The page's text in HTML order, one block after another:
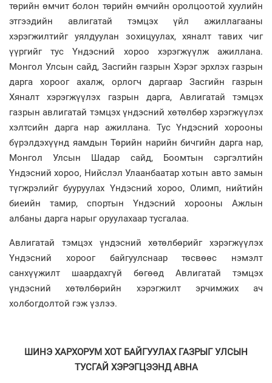
төрийн өмчит болон төрийн өмчийн оролцоотой хуулийн
этгээдийн авлигатай тэмцэх үйл ажиллагааны
хэрэгжилтийг уялдуулан зохицуулах, хяналт тавих чиг
үүргийг тус Үндэсний хороо хэрэгжүүлж ажиллана.
Монгол Улсын сайд, Засгийн газрын Хэрэг эрхлэх газрын
дарга хороог ахалж, орлогч даргаар Засгийн газрын
Хяналт хэрэгжүүлэх газрын дарга, Авлигатай тэмцэх
газрын авлигатай тэмцэх үндэсний хөтөлбөр хэрэгжүүлэх
хэлтсийн дарга нар ажиллана. Тус Үндэсний хорооны
бүрэлдэхүүнд яамдын Төрийн нарийн бичгийн дарга нар,
Монгол Улсын Шадар сайд, Боомтын сэргэлтийн
Үндэсний хороо, Нийслэл Улаанбаатар хотын авто замын
түгжрэлийг бууруулах Үндэсний хороо, Олимп, нийтийн
биеийн тамир, спортын Үндэсний хорооны Ажлын
албаны дарга нарыг оруулахаар тусгалаа.
Авлигатай тэмцэх үндэсний хөтөлбөрийг хэрэгжүүлэх
Үндэсний хороог байгуулснаар төсвөөс нэмэлт
санхүүжилт шаардахгүй бөгөөд Авлигатай тэмцэх
үндэсний хөтөлбөрийн хэрэгжилт эрчимжих ач
холбогдолтой гэж үзлээ.
ШИНЭ ХАРХОРУМ ХОТ БАЙГУУЛАХ ГАЗРЫГ УЛСЫН
ТУСГАЙ ХЭРЭГЦЭЭНД АВНА